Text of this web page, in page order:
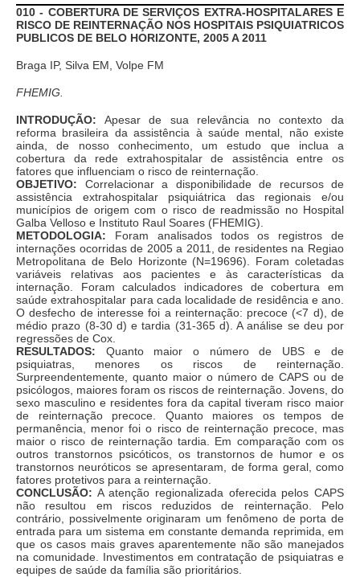
010 - COBERTURA DE SERVIÇOS EXTRA-HOSPITALARES E
RISCO DE REINTERNAÇÃO NOS HOSPITAIS PSIQUIATRICOS
PUBLICOS DE BELO HORIZONTE, 2005 A 2011
Braga IP, Silva EM, Volpe FM
FHEMIG.
INTRODUÇÃO: Apesar de sua relevância no contexto da
reforma brasileira da assistência à saúde mental, não existe
ainda, de nosso conhecimento, um estudo que inclua a
cobertura da rede extrahospitalar de assistência entre os
fatores que influenciam o risco de reinternação.
OBJETIVO: Correlacionar a disponibilidade de recursos de
assistência extrahospitalar psiquiátrica das regionais e/ou
municípios de origem com o risco de readmissão no Hospital
Galba Velloso e Instituto Raul Soares (FHEMIG).
METODOLOGIA: Foram analisados todos os registros de
internações ocorridas de 2005 a 2011, de residentes na Regiao
Metropolitana de Belo Horizonte (N=19696). Foram coletadas
variáveis relativas aos pacientes e às características da
internação. Foram calculados indicadores de cobertura em
saúde extrahospitalar para cada localidade de residência e ano.
O desfecho de interesse foi a reinternação: precoce (<7 d), de
médio prazo (8-30 d) e tardia (31-365 d). A análise se deu por
regressões de Cox.
RESULTADOS: Quanto maior o número de UBS e de
psiquiatras, menores os riscos de reinternação.
Surpreendentemente, quanto maior o número de CAPS ou de
psicólogos, maiores foram os riscos de reinternação. Jovens, do
sexo masculino e residentes fora da capital tiveram risco maior
de reinternação precoce. Quanto maiores os tempos de
permanência, menor foi o risco de reinternação precoce, mas
maior o risco de reinternação tardia. Em comparação com os
outros transtornos psicóticos, os transtornos de humor e os
transtornos neuróticos se apresentaram, de forma geral, como
fatores protetivos para a reinternação.
CONCLUSÃO: A atenção regionalizada oferecida pelos CAPS
não resultou em riscos reduzidos de reinternação. Pelo
contrário, possivelmente originaram um fenômeno de porta de
entrada para um sistema em constante demanda reprimida, em
que os casos mais graves aparentemente não são manejados
na comunidade. Investimentos em contratação de psiquiatras e
equipes de saúde da família são prioritários.